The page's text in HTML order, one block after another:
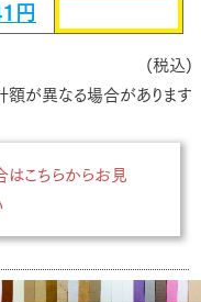
円
(税込)
が異なる場合があります
こちらからお見